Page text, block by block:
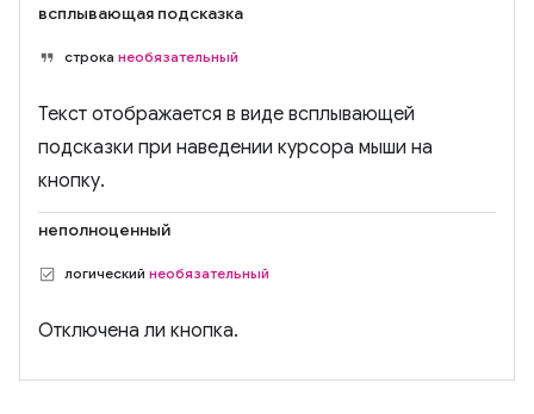
всплывающая подсказка
строка необязательный
Текст отображается в виде всплывающей
подсказки при наведении курсора мыши на
кнопку.
неполноценный
логический необязательный
Отключена ли кнопка.